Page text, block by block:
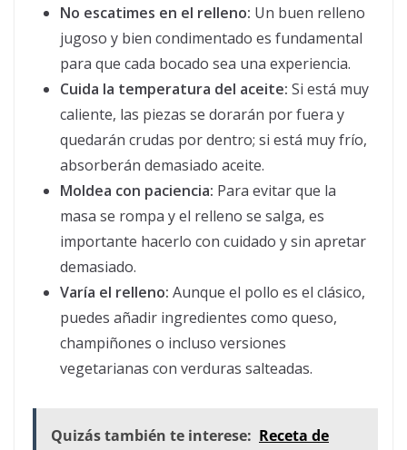
No escatimes en el relleno: Un buen relleno
jugoso y bien condimentado es fundamental
para que cada bocado sea una experiencia.
Cuida la temperatura del aceite: Si está muy
caliente, las piezas se dorarán por fuera y
quedarán crudas por dentro; si está muy frío,
absorberán demasiado aceite.
Moldea con paciencia: Para evitar que la
masa se rompa y el relleno se salga, es
importante hacerlo con cuidado y sin apretar
demasiado.
Varía el relleno: Aunque el pollo es el clásico,
puedes añadir ingredientes como queso,
champiñones o incluso versiones
vegetarianas con verduras salteadas.
Quizás también te interese: Receta de